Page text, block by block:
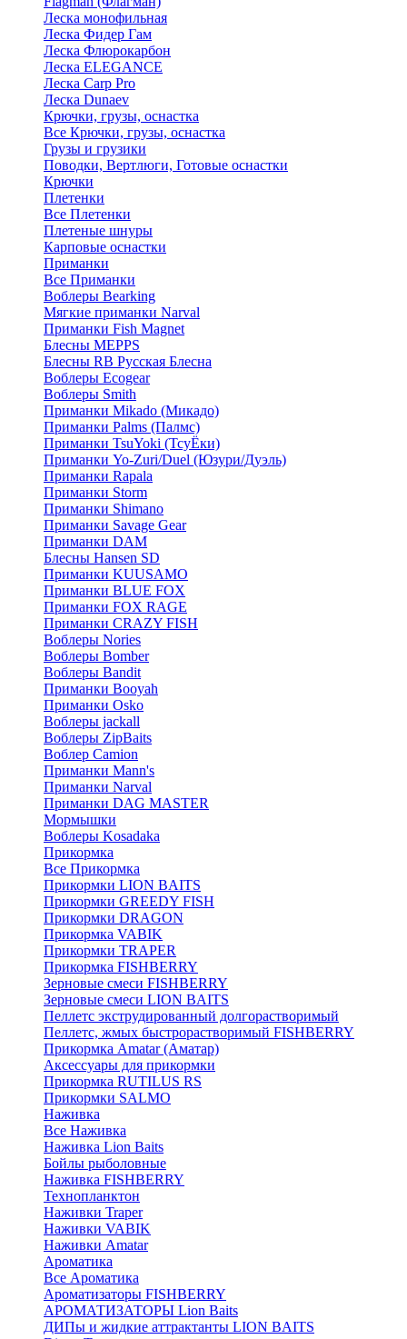
Леска монофильная
Леска Фидер Гам
Леска Флюрокарбон
Леска ELEGANCE
Леска Carp Pro
Леска Dunaev
Крючки, грузы, оснастка
Все Крючки, грузы, оснастка
Грузы и грузики
Поводки, Вертлюги, Готовые оснастки
Крючки
Плетенки
Все Плетенки
Плетеные шнуры
Карповые оснастки
Приманки
Все Приманки
Воблеры Bearking
Мягкие приманки Narval
Приманки Fish Magnet
Блесны MEPPS
Блесны RB Русская Блесна
Воблеры Ecogear
Воблеры Smith
Приманки Mikado (Микадо)
Приманки Palms (Палмс)
Приманки TsuYoki (ТсуЁки)
Приманки Yo-Zuri/Duel (Юзури/Дуэль)
Приманки Rapala
Приманки Storm
Приманки Shimano
Приманки Savage Gear
Приманки DAM
Блесны Hansen SD
Приманки KUUSAMO
Приманки BLUE FOX
Приманки FOX RAGE
Приманки CRAZY FISH
Воблеры Nories
Воблеры Bomber
Воблеры Bandit
Приманки Booyah
Приманки Osko
Воблеры jackall
Воблеры ZipBaits
Воблер Camion
Приманки Mann's
Приманки Narval
Приманки DAG MASTER
Мормышки
Воблеры Kosadaka
Прикормка
Все Прикормка
Прикормки LION BAITS
Прикормки GREEDY FISH
Прикормки DRAGON
Прикормка VABIK
Прикормки TRAPER
Прикормка FISHBERRY
Зерновые смеси FISHBERRY
Зерновые смеси LION BAITS
Пеллетс экструдированный долгорастворимый
Пеллетс, жмых быстрорастворимый FISHBERRY
Прикормка Amatar (Аматар)
Аксессуары для прикормки
Прикормка RUTILUS RS
Прикормки SALMO
Наживка
Все Наживка
Наживка Lion Baits
Бойлы рыболовные
Наживка FISHBERRY
Технопланктон
Наживки Traper
Наживки VABIK
Наживки Amatar
Ароматика
Все Ароматика
Ароматизаторы FISHBERRY
АРОМАТИЗАТОРЫ Lion Baits
ДИПы и жидкие аттрактанты LION BAITS